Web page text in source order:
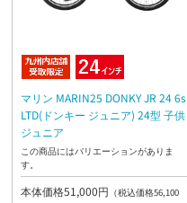
マリン MARIN25 DONKY JR 24 6s
LTD(ドンキー ジュニア) 24型 子供
ジュニア
この商品にはバリエーションがありま
す。
本体価格51,000円 （税込価格56,100